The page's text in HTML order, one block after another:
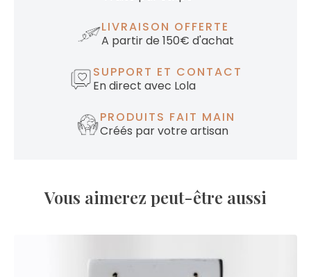
LIVRAISON OFFERTE
A partir de 150€ d'achat
SUPPORT ET CONTACT
En direct avec Lola
PRODUITS FAIT MAIN
Créés par votre artisan
Vous aimerez peut-être aussi